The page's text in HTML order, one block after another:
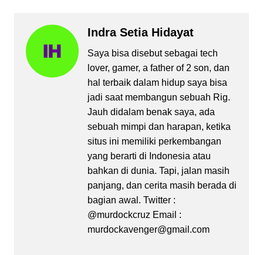
Indra Setia Hidayat
Saya bisa disebut sebagai tech
lover, gamer, a father of 2 son, dan
hal terbaik dalam hidup saya bisa
jadi saat membangun sebuah Rig.
Jauh didalam benak saya, ada
sebuah mimpi dan harapan, ketika
situs ini memiliki perkembangan
yang berarti di Indonesia atau
bahkan di dunia. Tapi, jalan masih
panjang, dan cerita masih berada di
bagian awal. Twitter :
@murdockcruz Email :
murdockavenger@gmail.com